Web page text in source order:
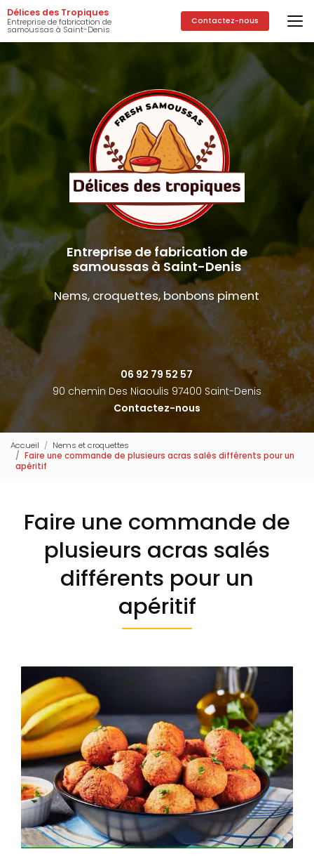
Aller
au
contenu
principal
Délices des Tropiques
Entreprise de fabrication de
samoussas à Saint-Denis
Contactez-nous
Entreprise de fabrication de
samoussas à Saint-Denis
Nems, croquettes, bonbons piment
06 92 79 52 57
90 chemin Des Niaoulis 97400 Saint-Denis
Contactez-nous
Accueil
Nems et croquettes
Faire une commande de plusieurs acras salés différents pour un
apéritif
Faire une commande de
plusieurs acras salés
différents pour un
apéritif